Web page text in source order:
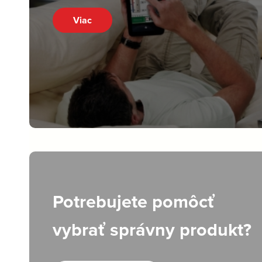
Viac
Potrebujete pomôcť
vybrať správny produkt?